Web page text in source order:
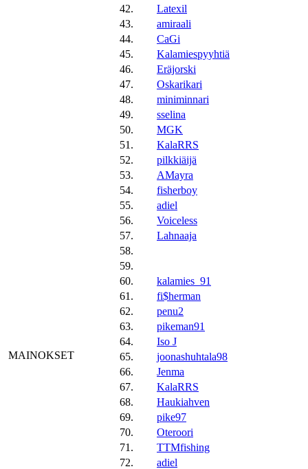
MAINOKSET
42.
Latexil
43.
amiraali
44.
CaGi
45.
Kalamiespyyhtiä
46.
Eräjorski
47.
Oskarikari
48.
miniminnari
49.
sselina
50.
MGK
51.
KalaRRS
52.
pilkkiäijä
53.
AMayra
54.
fisherboy
55.
adiel
56.
Voiceless
57.
Lahnaaja
58.
59.
60.
kalamies_91
61.
fi$herman
62.
penu2
63.
pikeman91
64.
Iso J
65.
joonashuhtala98
66.
Jenma
67.
KalaRRS
68.
Haukiahven
69.
pike97
70.
Oteroori
71.
TTMfishing
72.
adiel